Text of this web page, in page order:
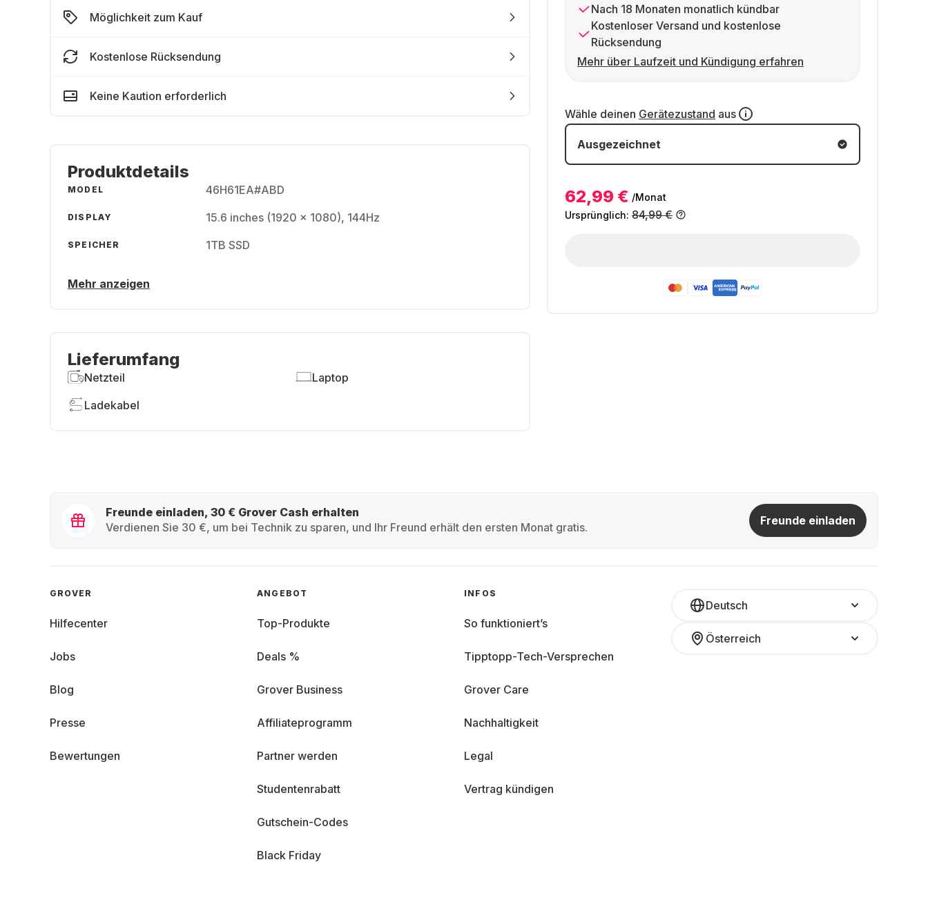
Nach 18 Monaten monatlich kündbar
Kostenloser Versand und kostenlose
Rücksendung
Mehr über Laufzeit und Kündigung erfahren
Wähle deinen Gerätezustand aus
Ausgezeichnet
62,99 € /Monat
Ursprünglich: 84,99 €
Möglichkeit zum Kauf
Kostenlose Rücksendung
Keine Kaution erforderlich
Produktdetails
MODEL 46H61EA#ABD
DISPLAY 15.6 inches (1920 x 1080), 144Hz
SPEICHER 1TB SSD
Mehr anzeigen
Lieferumfang
Netzteil
Laptop
Ladekabel
Freunde einladen, 30 € Grover Cash erhalten
Verdienen Sie 30 €, um bei Technik zu sparen, und Ihr Freund erhält den ersten Monat gratis.
Freunde einladen
Deutsch
Österreich
GROVER
Hilfecenter
Jobs
Blog
Presse
Bewertungen
ANGEBOT
Top-Produkte
Deals %
Grover Business
Affiliateprogramm
Partner werden
Studentenrabatt
Gutschein-Codes
Black Friday
INFOS
So funktioniert’s
Tipptopp-Tech-Versprechen
Grover Care
Nachhaltigkeit
Legal
Vertrag kündigen